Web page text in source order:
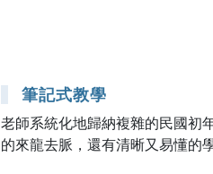
筆記式教學
老師系統化地歸納複雜的民國初
的來龍去脈，還有清晰又易懂的